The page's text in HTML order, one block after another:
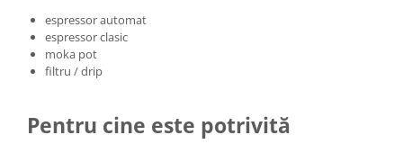
espressor automat
espressor clasic
moka pot
filtru / drip
Pentru cine este potrivită